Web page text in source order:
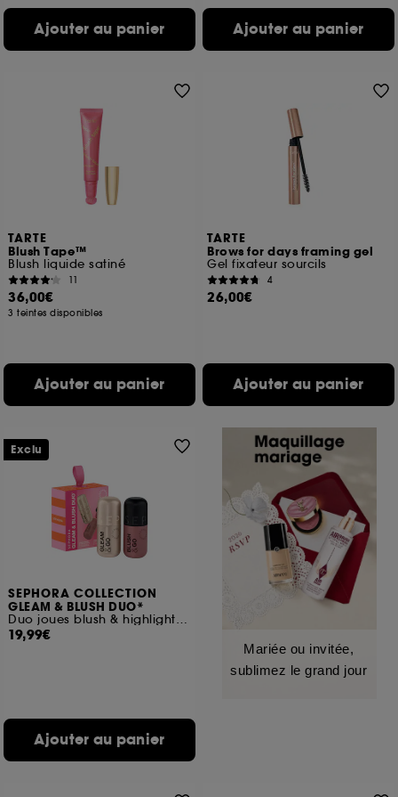
Ajouter au panier Ajouter au panier
TARTE
Blush Tape™
Blush liquide satiné
11
36,00€
3 teintes disponibles
Ajouter au panier
TARTE
Brows for days framing gel
Gel fixateur sourcils
4
26,00€
Ajouter au panier
SEPHORA COLLECTION
GLEAM & BLUSH DUO*
Duo joues blush & highlighter liquides
19,99€
Ajouter au panier
Exclu
Mariée ou invitée,
sublimez le grand jour